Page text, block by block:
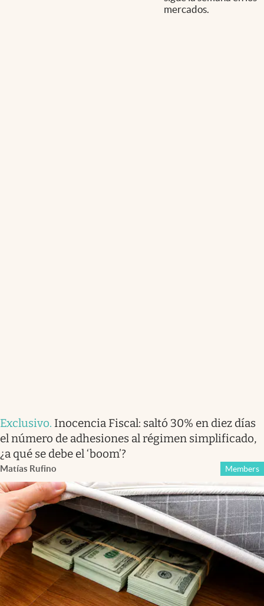
mercados.
Exclusivo. Inocencia Fiscal: saltó 30% en diez días
el número de adhesiones al régimen simplificado,
¿a qué se debe el ‘boom’?
Matías Rufino Members